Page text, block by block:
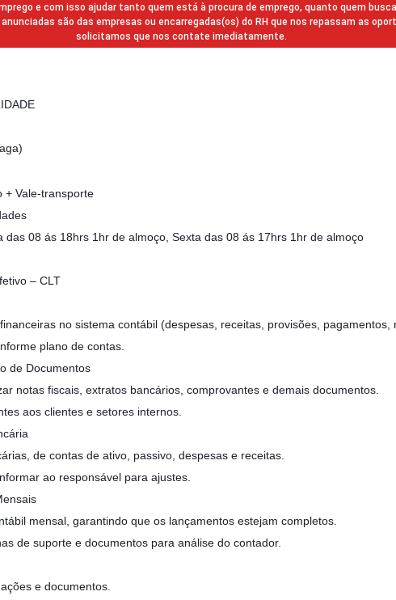
e com isso ajudar tanto quem está à procura de emprego, quanto quem
são das empresas ou encarregadas(os) do RH que nos repassam as
solicitamos que nos contate imediatamente.
+ Vale-transporte
das 08 ás 18hrs 1hr de almoço, Sexta das 08 ás 17hrs 1hr de almoço
– CLT
no sistema contábil (despesas, receitas, provisões, pagamentos,
plano de contas.
de Documentos
notas fiscais, extratos bancários, comprovantes e demais documentos.
aos clientes e setores internos.
de contas de ativo, passivo, despesas e receitas.
ao responsável para ajustes.
mensal, garantindo que os lançamentos estejam completos.
de suporte e documentos para análise do contador.
e documentos.